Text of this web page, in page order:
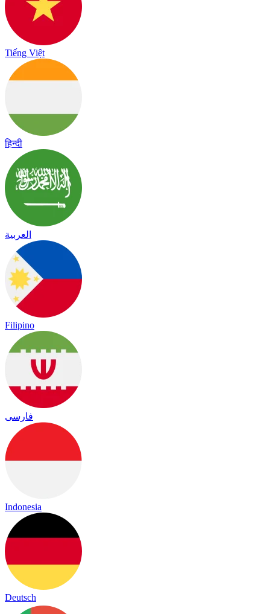
Tiếng Việt
हिन्दी
العربية
Filipino
فارسی
Indonesia
Deutsch